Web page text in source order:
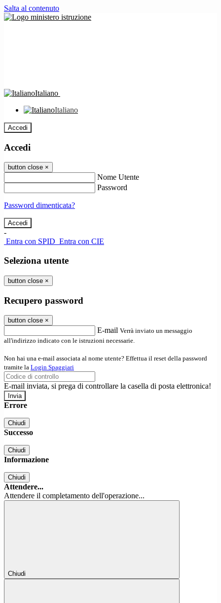
Salta al contenuto
Italiano
Italiano
Accedi
Accedi
button close ×
Nome Utente
Password
Password dimenticata?
-
Entra con SPID Entra con CIE
Seleziona utente
button close ×
Recupero password
button close ×
E-mail Verrà inviato un messaggio
all'indirizzo indicato con le istruzioni necessarie.
Non hai una e-mail associata al nome utente? Effettua il reset della password
tramite la Login Spaggiari
E-mail inviata, si prega di controllare la casella di posta elettronica!
Errore
Chiudi
Successo
Chiudi
Informazione
Chiudi
Attendere...
Attendere il completamento dell'operazione...
Chiudi